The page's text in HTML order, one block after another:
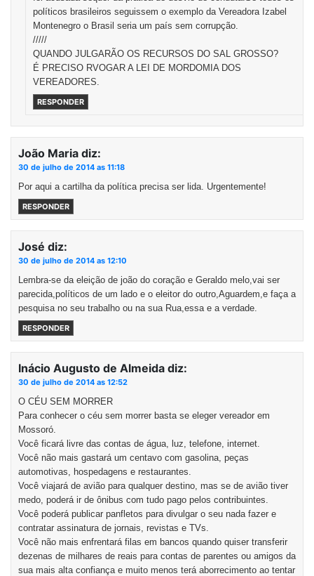
políticos brasileiros seguissem o exemplo da Vereadora Izabel
Montenegro o Brasil seria um país sem corrupção.
/////
QUANDO JULGARÃO OS RECURSOS DO SAL GROSSO?
É PRECISO RVOGAR A LEI DE MORDOMIA DOS
VEREADORES.
RESPONDER
João Maria diz:
30 de julho de 2014 as 11:18
Por aqui a cartilha da política precisa ser lida. Urgentemente!
RESPONDER
José diz:
30 de julho de 2014 as 12:10
Lembra-se da eleição de joão do coração e Geraldo melo,vai ser
parecida,políticos de um lado e o eleitor do outro,Aguardem,e faça a
pesquisa no seu trabalho ou na sua Rua,essa e a verdade.
RESPONDER
Inácio Augusto de Almeida diz:
30 de julho de 2014 as 12:52
O CÉU SEM MORRER
Para conhecer o céu sem morrer basta se eleger vereador em
Mossoró.
Você ficará livre das contas de água, luz, telefone, internet.
Você não mais gastará um centavo com gasolina, peças
automotivas, hospedagens e restaurantes.
Você viajará de avião para qualquer destino, mas se de avião tiver
medo, poderá ir de ônibus com tudo pago pelos contribuintes.
Você poderá publicar panfletos para divulgar o seu nada fazer e
contratar assinatura de jornais, revistas e TVs.
Você não mais enfrentará filas em bancos quando quiser transferir
dezenas de milhares de reais para contas de parentes ou amigos da
sua mais alta confiança e muito menos terá aborrecimento ao tentar